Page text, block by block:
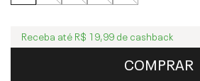
Receba até R$ 19,99 de cashback
COMPRAR